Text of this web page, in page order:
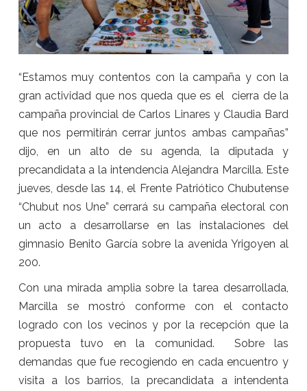
“Estamos muy contentos con la campaña y con la
gran actividad que nos queda que es el cierra de la
campaña provincial de Carlos Linares y Claudia Bard
que nos permitirán cerrar juntos ambas campañas”
dijo, en un alto de su agenda, la diputada y
precandidata a la intendencia Alejandra Marcilla. Este
jueves, desde las 14, el Frente Patriótico Chubutense
“Chubut nos Une” cerrará su campaña electoral con
un acto a desarrollarse en las instalaciones del
gimnasio Benito García sobre la avenida Yrigoyen al
200.
Con una mirada amplia sobre la tarea desarrollada,
Marcilla se mostró conforme con el contacto
logrado con los vecinos y por la recepción que la
propuesta tuvo en la comunidad. Sobre las
demandas que fue recogiendo en cada encuentro y
visita a los barrios, la precandidata a intendenta